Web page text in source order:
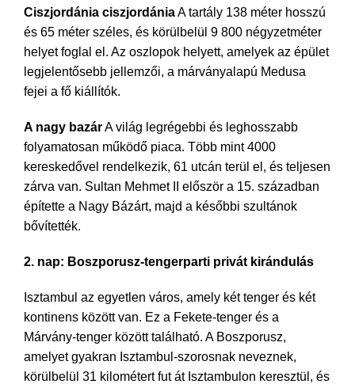
Ciszjordánia ciszjordániaA tartály 138 méter hosszú
és 65 méter széles, és körülbelül 9 800 négyzetméter
helyet foglal el. Az oszlopok helyett, amelyek az épület
legjelentősebb jellemzői, a márványalapú Medusa
fejei a fő kiállítók.
A nagy bazárA világ legrégebbi és leghosszabb
folyamatosan működő piaca. Több mint 4000
kereskedővel rendelkezik, 61 utcán terül el, és teljesen
zárva van. Sultan Mehmet II először a 15. században
építette a Nagy Bázárt, majd a későbbi szultánok
bővítették.
2. nap: Boszporusz-tengerparti privát kirándulás
Isztambul az egyetlen város, amely két tenger és két
kontinens között van. Ez a Fekete-tenger és a
Márvány-tenger között található. A Boszporusz,
amelyet gyakran Isztambul-szorosnak neveznek,
körülbelül 31 kilométert fut át Isztambulon keresztül, és